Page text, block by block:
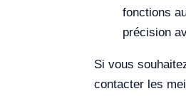
fonctions
précision
Si vous
contacter les